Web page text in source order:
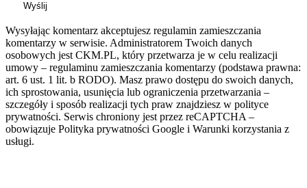
Wyślij
Wysyłając komentarz akceptujesz regulamin zamieszczania
komentarzy w serwisie. Administratorem Twoich danych
osobowych jest CKM.PL, który przetwarza je w celu realizacji
umowy – regulaminu zamieszczania komentarzy (podstawa prawna:
art. 6 ust. 1 lit. b RODO). Masz prawo dostępu do swoich danych,
ich sprostowania, usunięcia lub ograniczenia przetwarzania –
szczegóły i sposób realizacji tych praw znajdziesz w polityce
prywatności. Serwis chroniony jest przez reCAPTCHA –
obowiązuje Polityka prywatności Google i Warunki korzystania z
usługi.